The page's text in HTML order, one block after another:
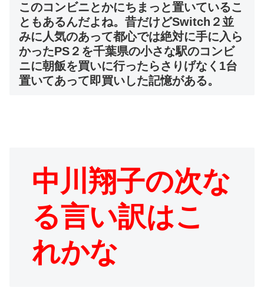
このコンビニとかにちまっと置いているこ
ともあるんだよね。昔だけどSwitch２並
みに人気のあって都心では絶対に手に入ら
かったPS２を千葉県の小さな駅のコンビ
ニに朝飯を買いに行ったらさりげなく1台
置いてあって即買いした記憶がある。
中川翔子の次な
る言い訳はこ
れかな